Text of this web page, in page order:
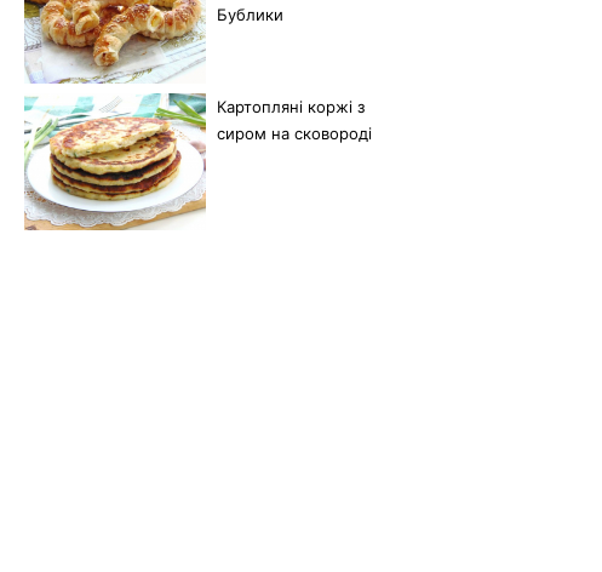
Бублики
Картопляні коржі з
сиром на сковороді